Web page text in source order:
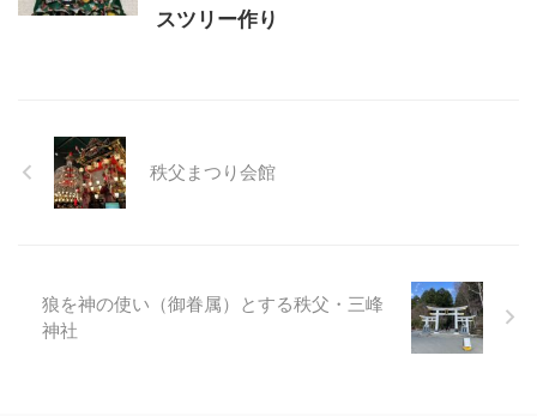
スツリー作り
秩父まつり会館
狼を神の使い（御眷属）とする秩父・三峰
神社